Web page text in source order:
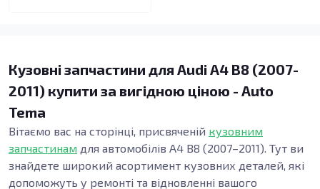
Кузовні запчастини для Audi A4 B8 (2007-
2011) купити за вигідною ціною - Auto
Tema
Вітаємо вас на сторінці, присвяченій кузовним
запчастинам для автомобілів A4 B8 (2007–2011). Тут ви
знайдете широкий асортимент кузовних деталей, які
допоможуть у ремонті та відновленні вашого